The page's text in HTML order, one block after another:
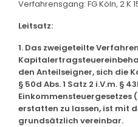
Verfahrensgang: FG Köln, 2 K
Leitsatz:
1. Das zweigeteilte
den Anteilseigner, sich die
§ 50d Abs. 1 Satz 2 i.V.m. §
Einkommensteuergesetzes
erstatten zu lassen, ist mit
grundsätzlich vereinbar.